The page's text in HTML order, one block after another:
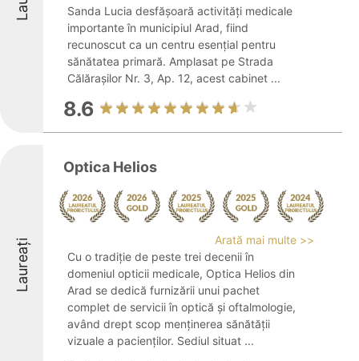
Sanda Lucia desfășoară activități medicale
importante în municipiul Arad, fiind
recunoscut ca un centru esențial pentru
sănătatea primară. Amplasat pe Strada
Călărașilor Nr. 3, Ap. 12, acest cabinet ...
8.6
Laureați
Optica Helios
Arată mai multe >>
Cu o tradiție de peste trei decenii în
domeniul opticii medicale, Optica Helios din
Arad se dedică furnizării unui pachet
complet de servicii în optică și oftalmologie,
având drept scop menținerea sănătății
vizuale a pacienților. Sediul situat ...